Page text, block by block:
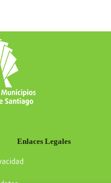
Enlaces Legales